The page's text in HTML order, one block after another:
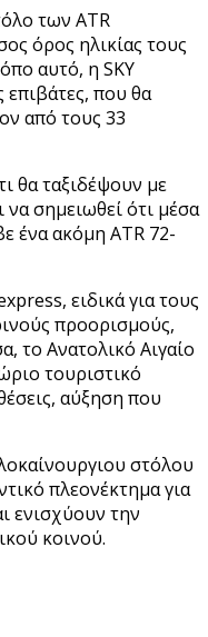
των ATR
όρος ηλικίας τους
αυτό, η SKY
που θα
από τους 33
θα ταξιδέψουν με
να σημειωθεί ότι μέσα
ένα ακόμη ATR 72-
ειδικά για τους
προορισμούς,
το Ανατολικό Αιγαίο
τουριστικό
αύξηση που
στόλου
πλεονέκτημα για
ενισχύουν την
κοινού.